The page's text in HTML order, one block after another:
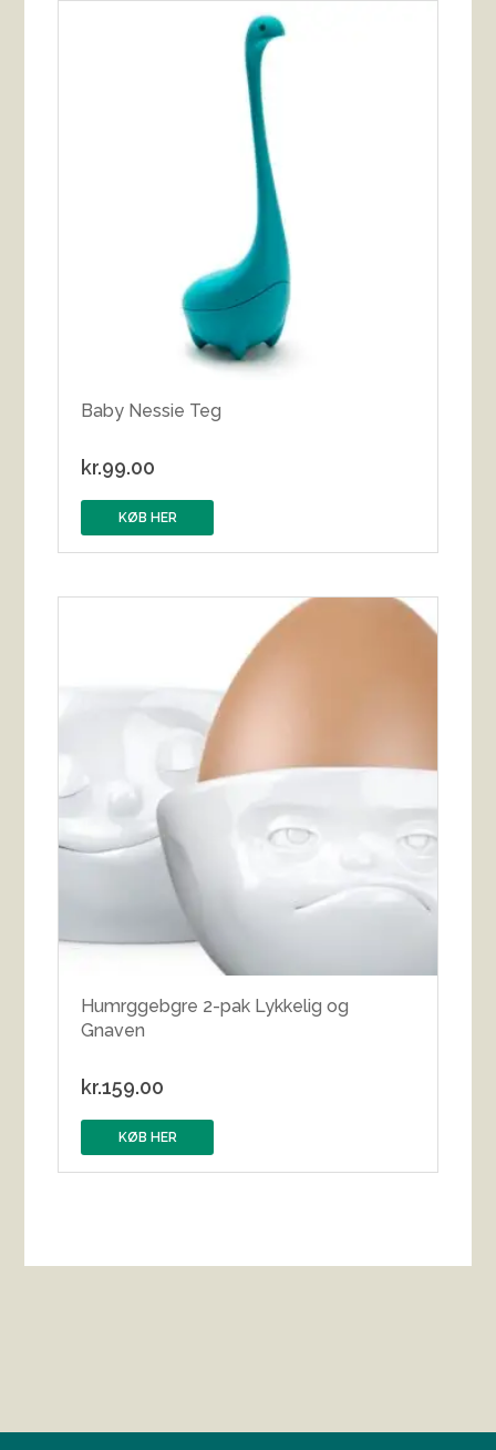
Baby Nessie Teg
kr.99.00
KØB HER
Humrggebgre 2-pak Lykkelig og
Gnaven
kr.159.00
KØB HER